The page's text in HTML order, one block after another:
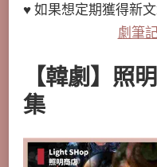
♥ 如果想定期獲得新
劇筆
【韓劇】照
集